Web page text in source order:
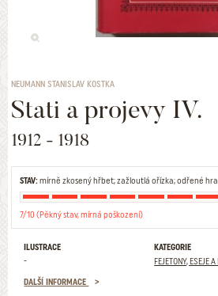
NEUMANN STANISLAV KOSTKA
Stati a projevy IV.
1912 - 1918
STAV:mírně zkosený hřbet; zažloutlá ořízka; odřené
7/10 (Pěkný stav, mírná poškození)
ILUSTRACE
-
KATEGORIE
FEJETONY, ESEJE
DALŠÍ INFORMACE